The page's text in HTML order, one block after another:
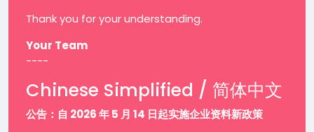
Thank you for your understanding.
Your Team
----
Chinese Simplified / 简体中文
公告：自 2026 年 5 月 14 日起实施企业资料新政策